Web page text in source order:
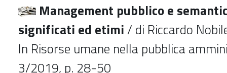
Management pubblico e
significati ed etimi / di Riccardo
In Risorse umane nella pubblica
3/2019, p. 28-50